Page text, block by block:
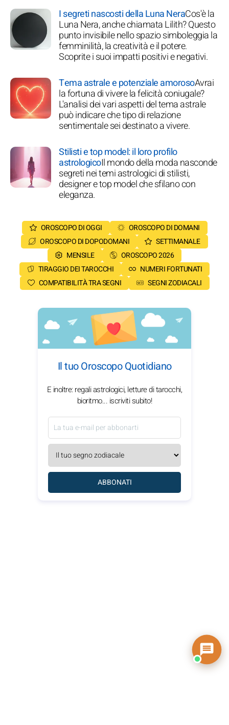
I segreti nascosti della Luna NeraCos'è la
Luna Nera, anche chiamata Lilith? Questo
punto invisibile nello spazio simboleggia la
femminilità, la creatività e il potere.
Scoprite i suoi impatti positivi e negativi.
Tema astrale e potenziale amorosoAvrai
la fortuna di vivere la felicità coniugale?
L'analisi dei vari aspetti del tema astrale
può indicare che tipo di relazione
sentimentale sei destinato a vivere.
Stilisti e top model: il loro profilo
astrologicoIl mondo della moda nasconde
segreti nei temi astrologici di stilisti,
designer e top model che sfilano con
eleganza.
OROSCOPO DI OGGI
OROSCOPO DI DOMANI
OROSCOPO DI DOPODOMANI
SETTIMANALE
MENSILE
OROSCOPO 2026
TIRAGGIO DEI TAROCCHI
NUMERI FORTUNATI
COMPATIBILITÀ TRA SEGNI
SEGNI ZODIACALI
Il tuo Oroscopo Quotidiano
E inoltre: regali astrologici, letture di tarocchi,
bioritmo... iscriviti subito!
ABBONATI